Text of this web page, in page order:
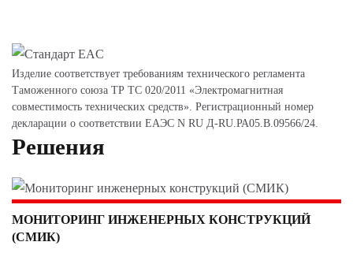
Изделие соответствует требованиям технического регламента
Таможенного союза ТР ТС 020/2011 «Электромагнитная
совместимость технических средств». Регистрационный номер
декларации о соответствии ЕАЭС N RU Д-RU.РА05.В.09566/24.
Решения
МОНИТОРИНГ ИНЖЕНЕРНЫХ КОНСТРУКЦИЙ
(СМИК)